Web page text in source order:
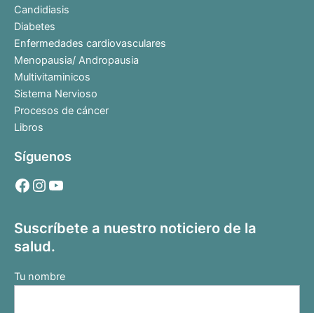
Candidiasis
Diabetes
Enfermedades cardiovasculares
Menopausia/ Andropausia
Multivitaminicos
Sistema Nervioso
Procesos de cáncer
Libros
Síguenos
Suscríbete a nuestro noticiero de la
salud.
Tu nombre